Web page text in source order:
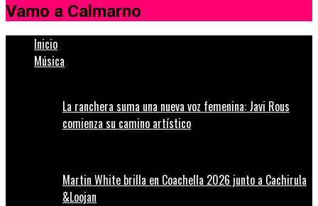
Vamo a Calmarno
Inicio
Música
La ranchera suma una nueva voz femenina: Javi Rous
comienza su camino artístico
Martin White brilla en Coachella 2026 junto a Cachirula
&Loojan